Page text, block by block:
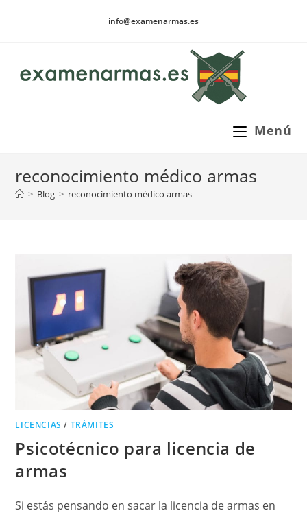
info@examenarmas.es
Menú
reconocimiento médico armas
> Blog > reconocimiento médico armas
LICENCIAS / TRÁMITES
Psicotécnico para licencia de
armas
Si estás pensando en sacar la licencia de armas en